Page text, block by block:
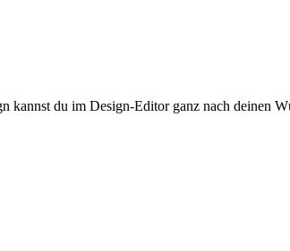
du im Design-Editor ganz nach deinen